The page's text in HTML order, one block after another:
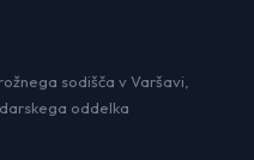
sodišča v Varšavi,
oddelka